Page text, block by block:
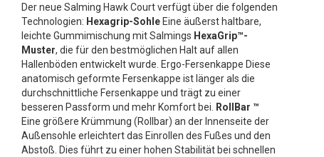
Der neue Salming Hawk Court verfügt über die folgenden
Technologien: Hexagrip-SohleEine äußerst haltbare,
leichte Gummimischung mit Salmings HexaGrip™-
Muster, die für den bestmöglichen Halt auf allen
Hallenböden entwickelt wurde. Ergo-Fersenkappe Diese
anatomisch geformte Fersenkappe ist länger als die
durchschnittliche Fersenkappe und trägt zu einer
besseren Passform und mehr Komfort bei. RollBar ™
Eine größere Krümmung (Rollbar) an der Innenseite der
Außensohle erleichtert das Einrollen des Fußes und den
Abstoß. Dies führt zu einer hohen Stabilität bei schnellen